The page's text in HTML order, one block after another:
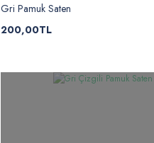
Gri Pamuk Saten
200,00TL